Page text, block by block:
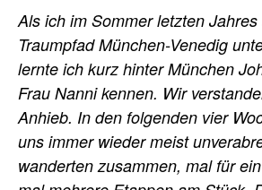
Als ich im Sommer letzten
Traumpfad München-Venedig
lernte ich kurz hinter München
Frau Nanni kennen. Wir
Anhieb. In den folgenden vier
uns immer wieder meist
wanderten zusammen, mal für